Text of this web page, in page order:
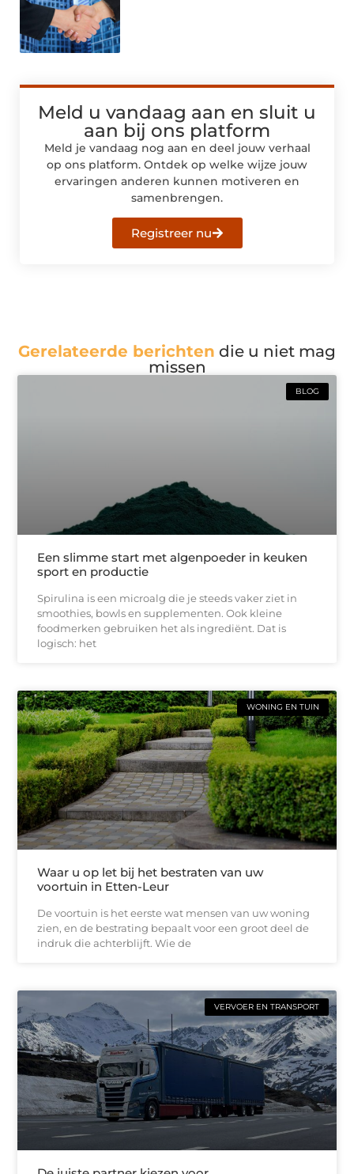
Meld u vandaag aan en sluit u
aan bij ons platform
Meld je vandaag nog aan en deel jouw verhaal
op ons platform. Ontdek op welke wijze jouw
ervaringen anderen kunnen motiveren en
samenbrengen.
Registreer nu
Gerelateerde berichten die u niet mag
missen
BLOG
Een slimme start met algenpoeder in keuken
sport en productie
Spirulina is een microalg die je steeds vaker ziet in
smoothies, bowls en supplementen. Ook kleine
foodmerken gebruiken het als ingrediënt. Dat is
logisch: het
WONING EN TUIN
Waar u op let bij het bestraten van uw
voortuin in Etten-Leur
De voortuin is het eerste wat mensen van uw woning
zien, en de bestrating bepaalt voor een groot deel de
indruk die achterblijft. Wie de
VERVOER EN TRANSPORT